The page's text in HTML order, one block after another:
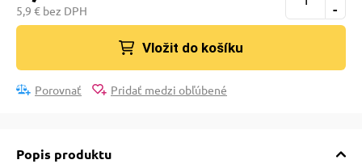
pre psov
a ohlávky
5,9 € bez DPH -
Vložit do košíku
Porovnať Pridať medzi obľúbené
Popis produktu